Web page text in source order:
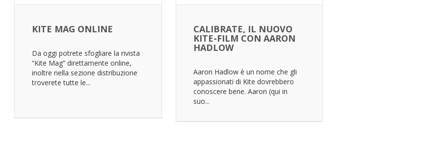
KITE MAG ONLINE
Da oggi potrete sfogliare la rivista
“Kite Mag” direttamente online,
inoltre nella sezione distribuzione
troverete tutte le...
CALIBRATE, IL NUOVO
KITE-FILM CON AARON
HADLOW
Aaron Hadlow è un nome che gli
appassionati di Kite dovrebbero
conoscere bene. Aaron (qui in
suo...